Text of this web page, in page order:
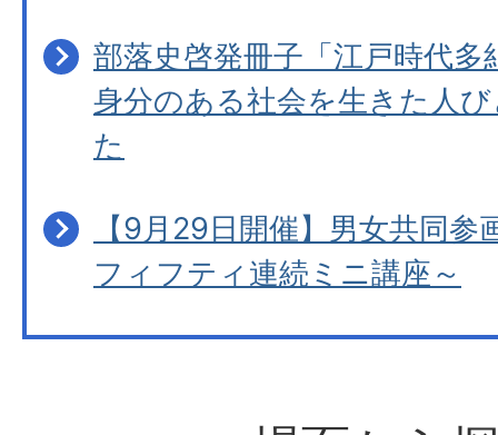
部落史啓発冊子「江戸時代多
身分のある社会を生きた人
た
【9月29日開催】男女共同
フィフティ連続ミニ講座～